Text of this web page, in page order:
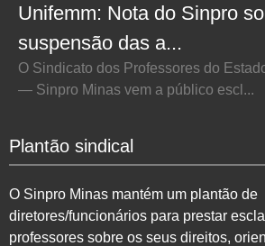
Unifemm: Nota do Sinpro
suspensão das a...
O Sindicato dos Professores do
— Sinpro Minas vem a público escl...
Plantão sindical
O Sinpro Minas mantém um plantão de
diretores/funcionários para prestar
professores sobre os seus direitos,